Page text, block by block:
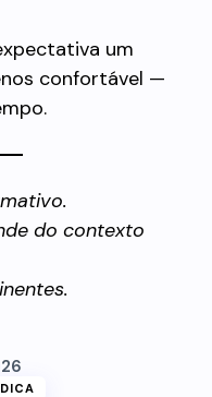
um
confortável —
do contexto